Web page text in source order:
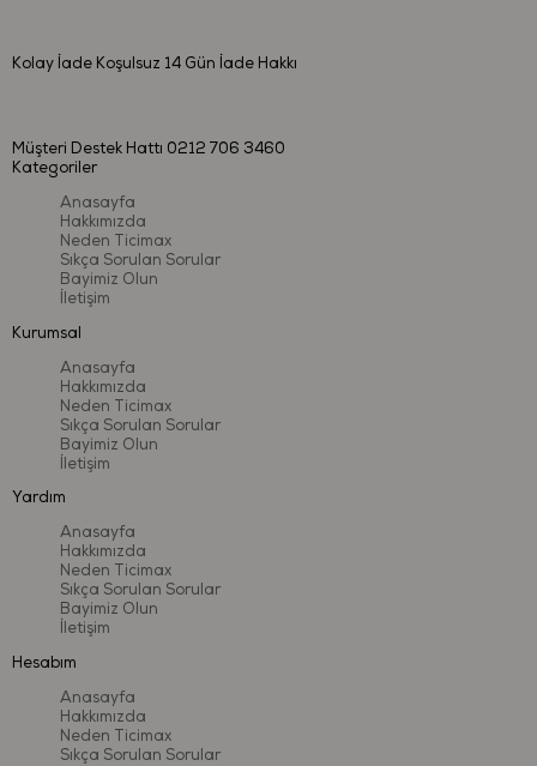
Temizlenmesi kolaydır. Ilık sabunlu su veya temiz nemli bir
bez ile temizleyebilirsiniz.
Çözücü ve benzeri maddeleri kesinlikle kullanmayınız.
Türkiye’de üretilmiştir.
İçerik ve renkler, belirtilen özelliklerle farklılık gösterebilir.
Ürünün hangi yaş grubu için uygun olduğu bilgisi kutunun ön
yüzünde belirtilmiştir. "m" harfi ile belirtilen sayılar "ay"
anlamına gelmektedir.
Lütfen ambalajı geri dönüşüme kazandırınız.
Bu bilgileri referans için saklayınız.
Kolay İade Koşulsuz 14 Gün İade Hakkı
Müşteri Destek Hattı 0212 706 3460
Kategoriler
Anasayfa
Hakkımızda
Neden Ticimax
Sıkça Sorulan Sorular
Bayimiz Olun
İletişim
Kurumsal
Anasayfa
Hakkımızda
Neden Ticimax
Sıkça Sorulan Sorular
Bayimiz Olun
İletişim
Yardım
Anasayfa
Hakkımızda
Neden Ticimax
Sıkça Sorulan Sorular
Bayimiz Olun
İletişim
Hesabım
Anasayfa
Hakkımızda
Neden Ticimax
Sıkça Sorulan Sorular